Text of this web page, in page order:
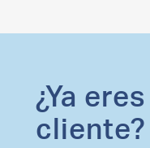
¿Ya eres
cliente?